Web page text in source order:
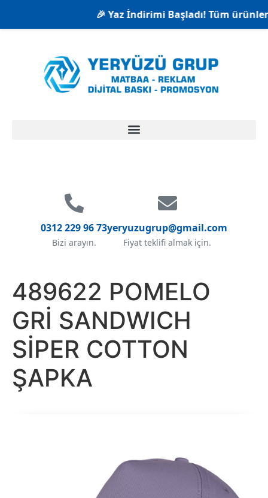
🎉 Yaz İndirimi Başladı! Tüm ürünlerde
0312 229 96 73
Bizi arayın.
yeryuzugrup@gmail.com
Fiyat teklifi almak için.
489622 POMELO
GRİ SANDWICH
SİPER COTTON
ŞAPKA